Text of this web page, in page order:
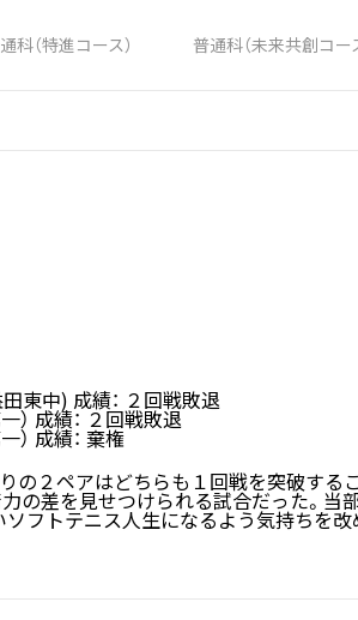
科（特進コース） 普通科（未来共創コー
東中) 成績： ２回戦敗退
成績： ２回戦敗退
成績： 棄権
の２ペアはどちらも１回戦を突破す
の差を見せつけられる試合だった。
フトテニス人生になるよう気持ちを